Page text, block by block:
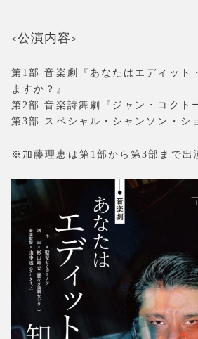
<公演内容>
第1部 音楽劇『あなたはエディット
ますか？』
第2部 音楽詩舞劇『ジャン・コクト
第3部 スペシャル・シャンソン・シ
※加藤理恵は第1部から第3部まで出